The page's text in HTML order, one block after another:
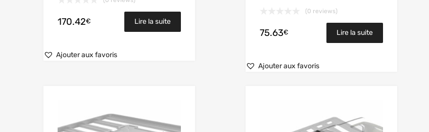
170.42€ Lire la suite
Ajouter aux favoris
(0 reviews)
75.63€ Lire la suite
Ajouter aux favoris